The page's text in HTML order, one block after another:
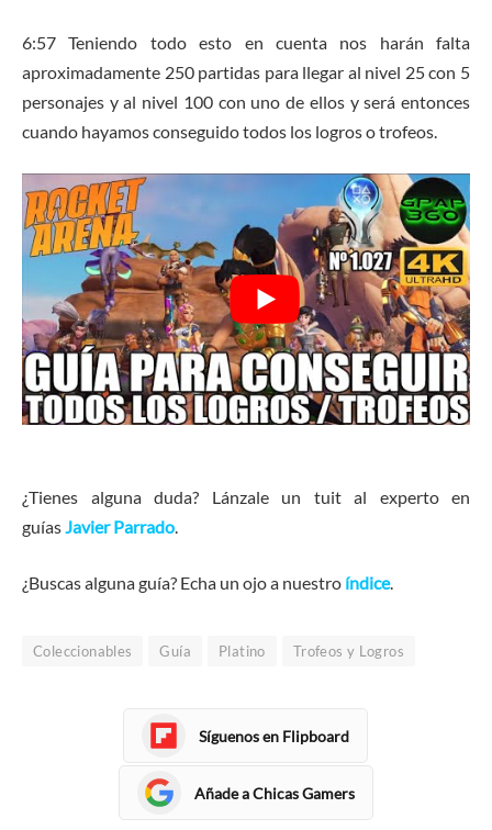
6:57 Teniendo todo esto en cuenta nos harán falta
aproximadamente 250 partidas para llegar al nivel 25 con 5
personajes y al nivel 100 con uno de ellos y será entonces
cuando hayamos conseguido todos los logros o trofeos.
¿Tienes alguna duda? Lánzale un tuit al experto en
guíasJavier Parrado.
¿Buscas alguna guía? Echa un ojo a nuestro índice.
Coleccionables Guía Platino Trofeos y Logros
Síguenos en Flipboard
Añade a Chicas Gamers